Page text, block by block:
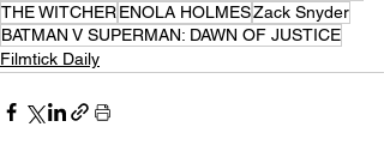
THE WITCHERENOLA HOLMESZack Snyder
BATMAN V SUPERMAN: DAWN OF JUSTICE
Filmtick Daily